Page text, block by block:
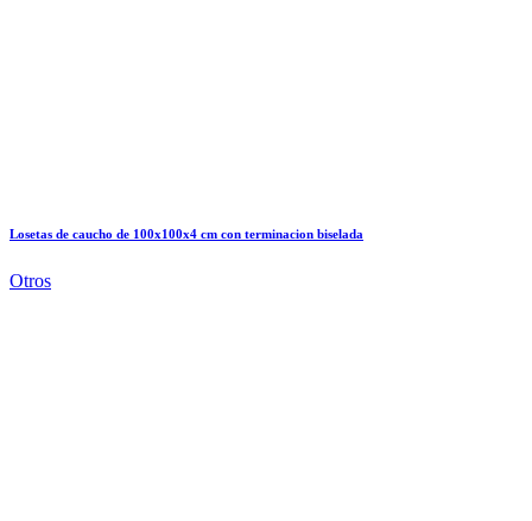
Losetas de caucho de 100x100x4 cm con terminacion biselada
Otros